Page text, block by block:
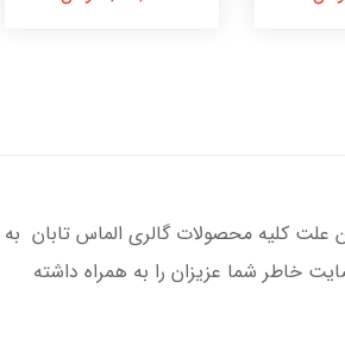
علت کلیه محصولات گالری الماس تابان به
خاطر شما عزیزان را به همراه داشته